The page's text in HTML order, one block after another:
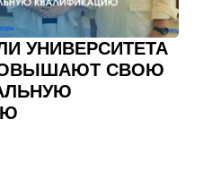
УНИВЕРСИТЕТА
СВОЮ